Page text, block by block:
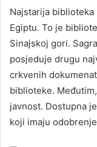
Najstarija biblioteka
Egiptu. To je
Sinajskoj gori.
posjeduje drugu
crkvenih
biblioteke.
javnost. Dostupna
koji imaju